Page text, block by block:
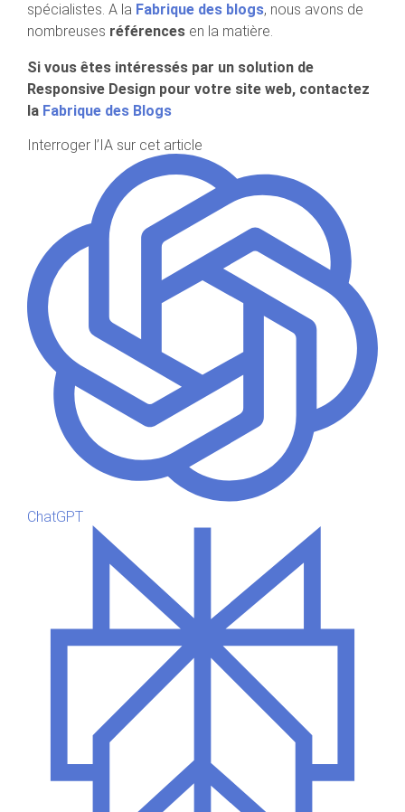
spécialistes. A la Fabrique des blogs, nous avons de
nombreuses références en la matière.
Si vous êtes intéressés par un solution de
Responsive Design pour votre site web, contactez
la Fabrique des Blogs
Interroger l’IA sur cet article
ChatGPT